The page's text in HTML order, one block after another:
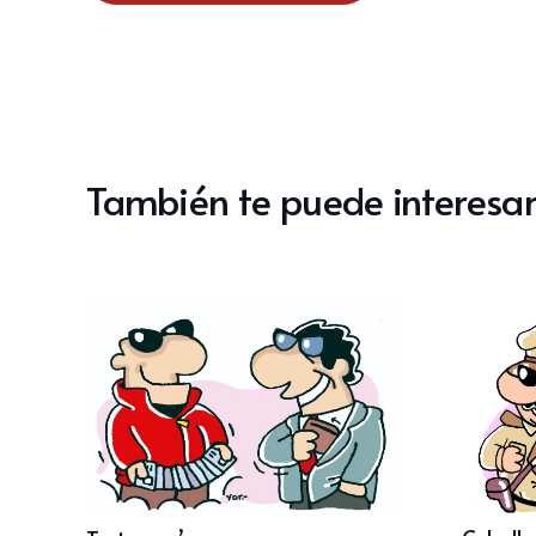
También te puede